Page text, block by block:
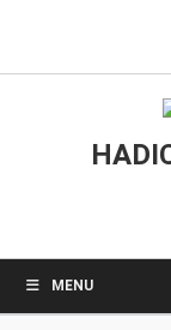
MENU